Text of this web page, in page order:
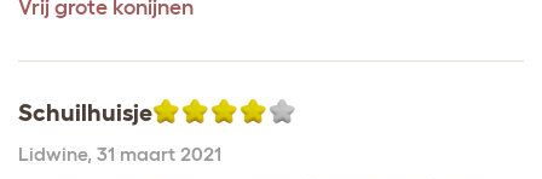
Vrij grote konijnen
Schuilhuisje
Lidwine, 31 maart 2021